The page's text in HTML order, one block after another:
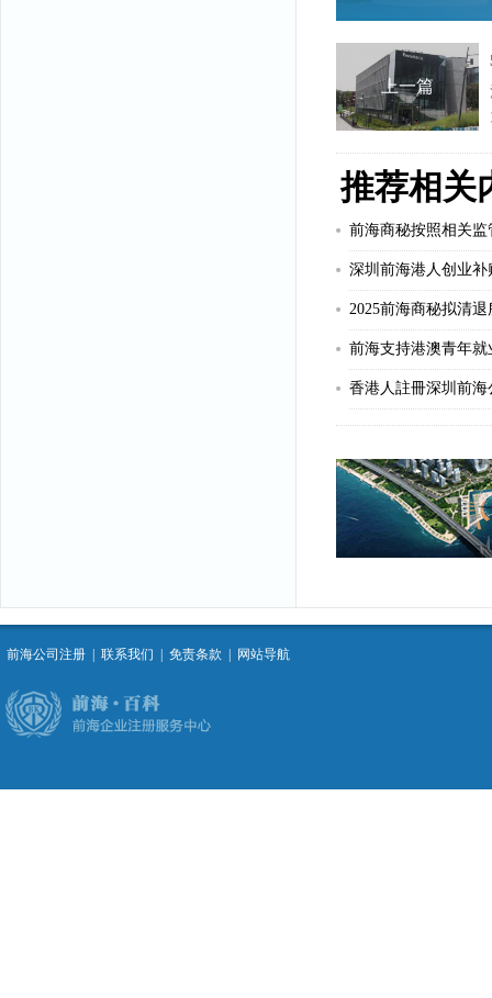
上一篇
推荐相关
深圳前海港人创业
前海支持港澳青年
香港人註冊深圳前
前海公司注册 联系我们 免责条款 网站导航